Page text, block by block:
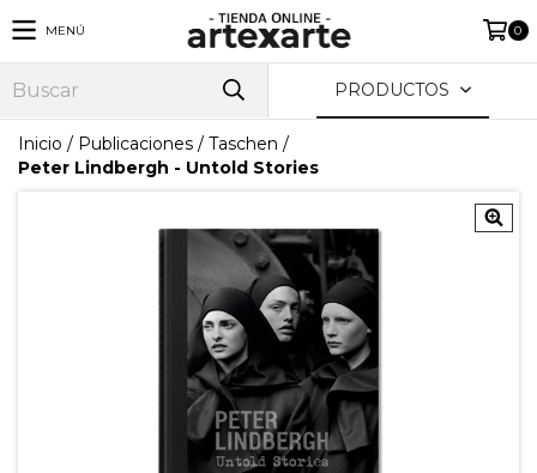
MENÚ 0
PRODUCTOS
Inicio / Publicaciones / Taschen /
Peter Lindbergh - Untold Stories